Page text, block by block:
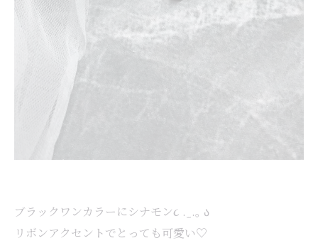
ブラックワンカラーにシナモン૮ . ̫ .｡ ა
リボンアクセントでとっても可愛い♡